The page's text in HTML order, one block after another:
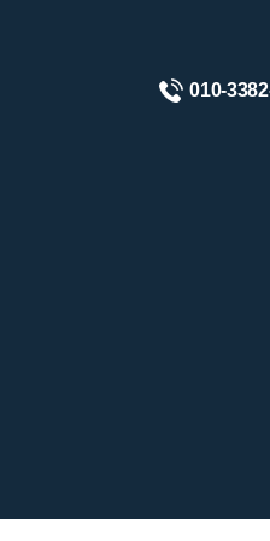
010-